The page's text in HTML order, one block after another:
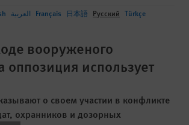
العربية Français 日本語 Русский Türkçe
вооруженого
оппозиция использует
о своем участии в конфликте
охранников и дозорных